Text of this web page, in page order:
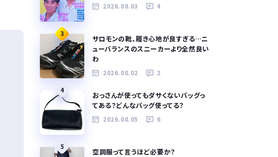
2026.08.03 4
3
サロモンの靴、履き心地が良すぎる…ニ
ューバランスのスニーカーより全然良い
わ
2026.08.02 2
4
おっさんが使ってもダサくないバッグっ
てある？どんなバッグ使ってる？
2026.08.05 6
5
空調服って言うほど必要か？